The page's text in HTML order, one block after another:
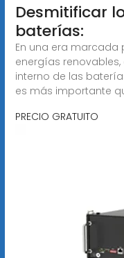
Desmitificar
baterías:
En una era
energías
interno de las
es más importante
PRECIO GRATUITO